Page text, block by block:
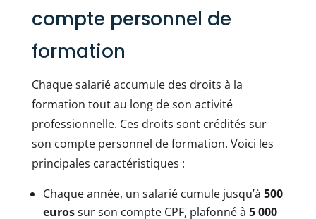
compte personnel de
formation
Chaque salarié accumule des droits à la
formation tout au long de son activité
professionnelle. Ces droits sont crédités sur
son compte personnel de formation. Voici les
principales caractéristiques :
Chaque année, un salarié cumule jusqu’à 500
eurossur son compte CPF, plafonné à 5 000